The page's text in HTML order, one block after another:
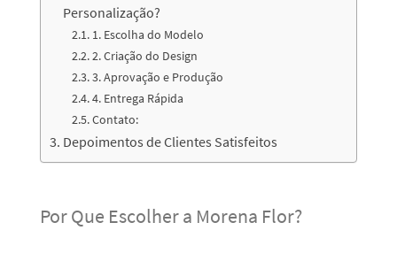
Personalização?
1. Escolha do Modelo
2. Criação do Design
3. Aprovação e Produção
4. Entrega Rápida
Contato:
Depoimentos de Clientes Satisfeitos
Por Que Escolher a Morena Flor?